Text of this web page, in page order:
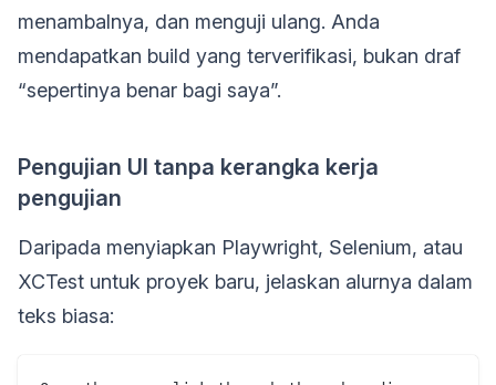
menambalnya, dan menguji ulang. Anda
mendapatkan build yang terverifikasi, bukan draf
“sepertinya benar bagi saya”.
Pengujian UI tanpa kerangka kerja
pengujian
Daripada menyiapkan Playwright, Selenium, atau
XCTest untuk proyek baru, jelaskan alurnya dalam
teks biasa: